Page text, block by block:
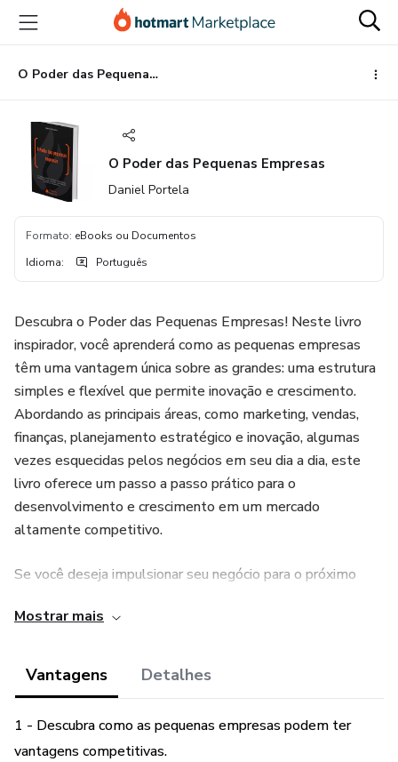
para
conteúdo
principal
para
pagamento
para
rodapé
O Poder das Pequenas Empresas
O Poder das Pequenas Empresas
Daniel Portela
Formato: eBooks ou Documentos
Idioma: Português
Descubra o Poder das Pequenas Empresas! Neste livro
inspirador, você aprenderá como as pequenas empresas
têm uma vantagem única sobre as grandes: uma estrutura
simples e flexível que permite inovação e crescimento.
Abordando as principais áreas, como marketing, vendas,
finanças, planejamento estratégico e inovação, algumas
vezes esquecidas pelos negócios em seu dia a dia, este
livro oferece um passo a passo prático para o
desenvolvimento e crescimento em um mercado
altamente competitivo.
Se você deseja impulsionar seu negócio para o próximo
descubra como transformar as dificuldades em
negócio!
metodologia capaz de alavancar seu negócio. Aproveite!
Mostrar mais
Vantagens Detalhes
1 - Descubra como as pequenas empresas podem ter
vantagens competitivas.